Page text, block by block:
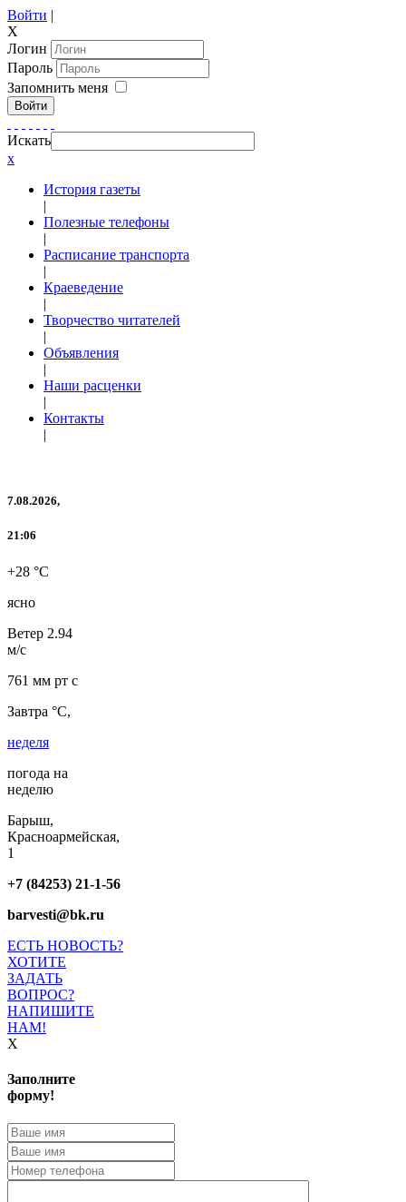
Войти |
X
Логин
Пароль
Запомнить меня
Войти
Искать
x
История газеты
|
Полезные телефоны
|
Расписание транспорта
|
Краеведение
|
Творчество читателей
|
Объявления
|
Наши расценки
|
Контакты
|
7.08.2026,
21:06
+28 °C
ясно
Ветер 2.94
м/с
761 мм рт с
Завтра °C,
неделя
погода на
неделю
Барыш,
Красноармейская,
1
+7 (84253) 21-1-56
barvesti@bk.ru
ЕСТЬ НОВОСТЬ?
ХОТИТЕ
ЗАДАТЬ
ВОПРОС?
НАПИШИТЕ
НАМ!
X
Заполните
форму!